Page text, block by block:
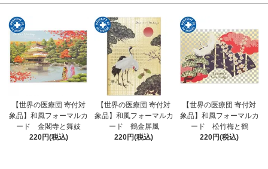
【世界の医療団 寄付対
象品】和風フォーマルカ
ード 金閣寺と舞妓
220円(税込)
【世界の医療団 寄付対
象品】和風フォーマルカ
ード 鶴金屏風
220円(税込)
【世界の医療団 寄付対
象品】和風フォーマルカ
ード 松竹梅と鶴
220円(税込)